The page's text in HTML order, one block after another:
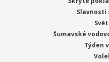
Slavnosti
Šumavské
Týden